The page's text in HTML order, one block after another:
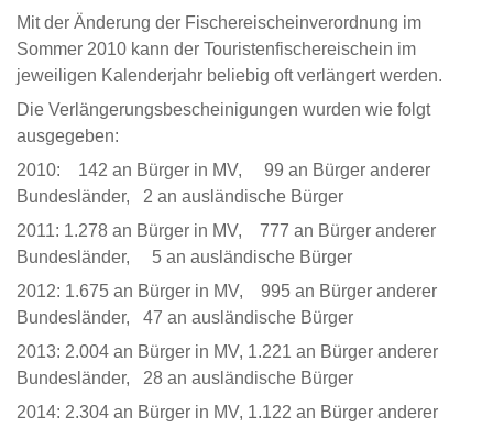
Mit der Änderung der Fischereischeinverordnung im
Sommer 2010 kann der Touristenfischereischein im
jeweiligen Kalenderjahr beliebig oft verlängert werden.
Die Verlängerungsbescheinigungen wurden wie folgt
ausgegeben:
2010: 142 an Bürger in MV, 99 an Bürger anderer
Bundesländer, 2 an ausländische Bürger
2011: 1.278 an Bürger in MV, 777 an Bürger anderer
Bundesländer, 5 an ausländische Bürger
2012: 1.675 an Bürger in MV, 995 an Bürger anderer
Bundesländer, 47 an ausländische Bürger
2013: 2.004 an Bürger in MV, 1.221 an Bürger anderer
Bundesländer, 28 an ausländische Bürger
2014: 2.304 an Bürger in MV, 1.122 an Bürger anderer